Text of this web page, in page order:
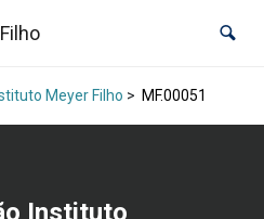
Meyer Filho > MF.00051
Instituto